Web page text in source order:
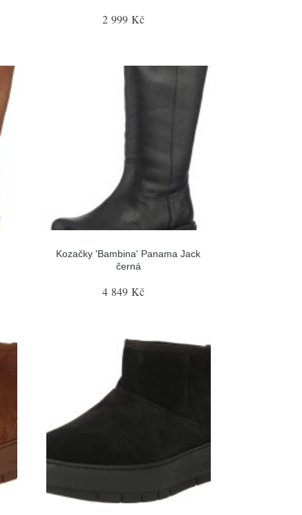
2 999 Kč
Kozačky 'Bambina' Panama Jack
černá
4 849 Kč